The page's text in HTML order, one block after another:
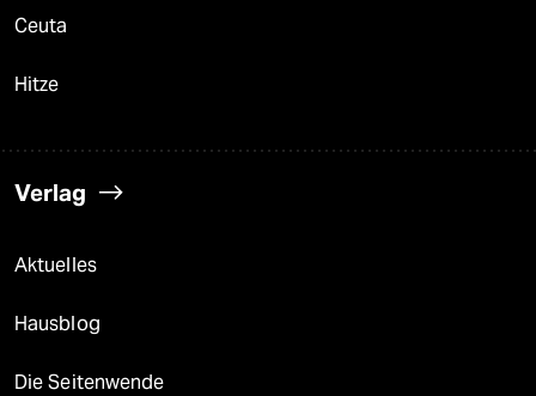
Ceuta
Hitze
Verlag
Aktuelles
Hausblog
Die Seitenwende